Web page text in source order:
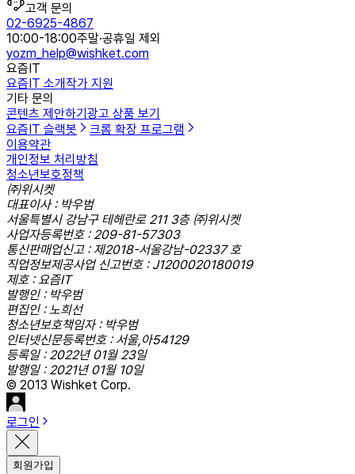
고객 문의
02-6925-4867
10:00-18:00주말·공휴일 제외
yozm_help@wishket.com
요즘IT
요즘IT 소개작가 지원
기타 문의
콘텐츠 제안하기광고 상품 보기
요즘IT 슬랙봇
크롬 확장 프로그램
이용약관
개인정보 처리방침
청소년보호정책
㈜위시켓
대표이사 : 박우범
서울특별시 강남구 테헤란로 211 3층 ㈜위시켓
사업자등록번호 : 209-81-57303
통신판매업신고 : 제2018-서울강남-02337 호
직업정보제공사업 신고번호 : J1200020180019
제호 : 요즘IT
발행인 : 박우범
편집인 : 노희선
청소년보호책임자 : 박우범
인터넷신문등록번호 : 서울,아54129
등록일 : 2022년 01월 23일
발행일 : 2021년 01월 10일
© 2013 Wishket Corp.
로그인
회원가입